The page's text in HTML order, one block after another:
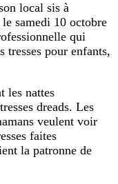
local sis à
samedi 10 octobre
qui
tresses pour enfants,
les nattes
dreads. Les
veulent voir
faites
la patronne de